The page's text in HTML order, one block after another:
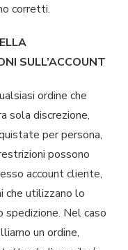
corretti.
SULL’ACCOUNT
ordine che
sola discrezione,
per persona,
possono
account cliente,
che utilizzano lo
Nel caso
un ordine,